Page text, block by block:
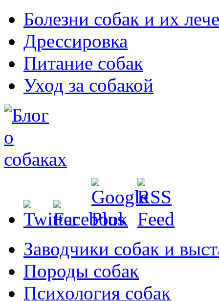
Болезни собак и их
Дрессировка
Питание собак
Уход за собакой
Заводчики собак и
Породы собак
Психология собак